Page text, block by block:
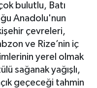
bulutlu, Batı
Anadolu'nun
çevreleri,
ve Rize’nin iç
yerel olmak
sağanak yağışlı,
geçeceği tahmin